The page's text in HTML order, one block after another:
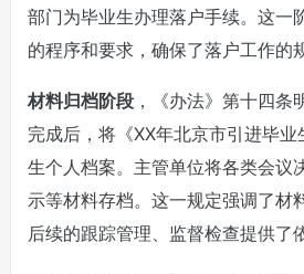
部门为毕业生办理落户手续。这一
的程序和要求，确保了落户工作的
材料归档阶段，《办法》第十四条
完成后，将《XX年北京市引进毕
生个人档案。主管单位将各类会议
示等材料存档。这一规定强调了材
后续的跟踪管理、监督检查提供了